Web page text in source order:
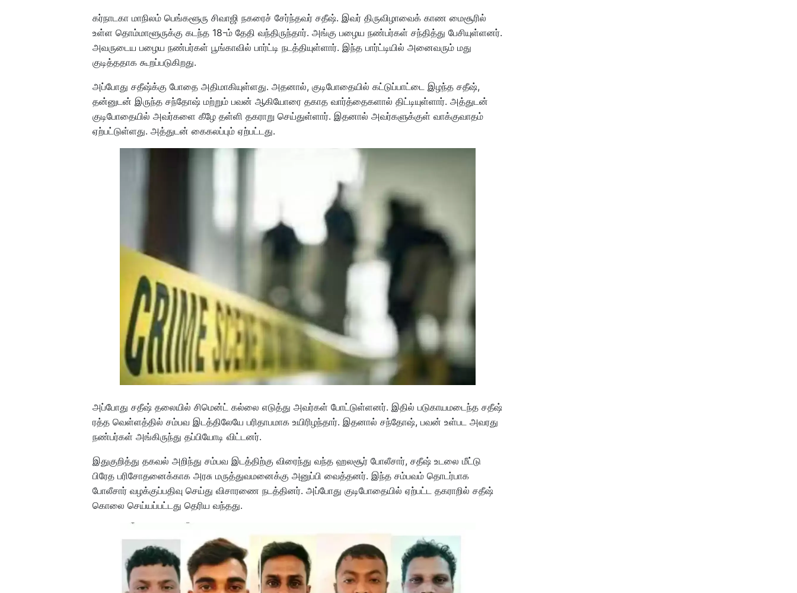
கர்நாடகா மாநிலம் பெங்களூரு சிவாஜி நகரைச் சேர்ந்தவர் சதீஷ். இவர் திருவிழாவைக் காண மைசூரில்
உள்ள தொம்மாளூருக்கு கடந்த 18-ம் தேதி வந்திருந்தார். அங்கு பழைய நண்பர்கள் சந்தித்து பேசியுள்ளனர்.
அவருடைய பழைய நண்பர்கள் பூங்காவில் பார்ட்டி நடத்தியுள்ளார். இந்த பார்ட்டியில் அனைவரும் மது
குடித்ததாக கூறப்படுகிறது.
அப்போது சதீஷ்க்கு போதை அதிமாகியுள்ளது. அதனால், குடிபோதையில் கட்டுப்பாட்டை இழந்த சதீஷ்,
தன்னுடன் இருந்த சந்தோஷ் மற்றும் பவன் ஆகியோரை தகாத வார்த்தைகளால் திட்டியுள்ளார். அத்துடன்
குடிபோதையில் அவர்களை கீழே தள்ளி தகராறு செய்துள்ளார். இதனால் அவர்களுக்குள் வாக்குவாதம்
ஏற்பட்டுள்ளது. அத்துடன் கைகலப்பும் ஏற்பட்டது.
அப்போது சதீஷ் தலையில் சிமென்ட் கல்லை எடுத்து அவர்கள் போட்டுள்ளனர். இதில் படுகாயமடைந்த சதீஷ்
ரத்த வெள்ளத்தில் சம்பவ இடத்திலேயே பரிதாபமாக உயிரிழந்தார். இதனால் சந்தோஷ், பவன் உள்பட அவரது
நண்பர்கள் அங்கிருந்து தப்பியோடி விட்டனர்.
இதுகுறித்து தகவல் அறிந்து சம்பவ இடத்திற்கு விரைந்து வந்த ஹலசூர் போலீசார், சதீஷ் உடலை மீட்டு
பிரேத பரிசோதனைக்காக அரசு மருத்துவமனைக்கு அனுப்பி வைத்தனர். இந்த சம்பவம் தொடர்பாக
போலீசார் வழக்குப்பதிவு செய்து விசாரணை நடத்தினர். அப்போது குடிபோதையில் ஏற்பட்ட தகராறில் சதீஷ்
கொலை செய்யப்பட்டது தெரிய வந்தது.